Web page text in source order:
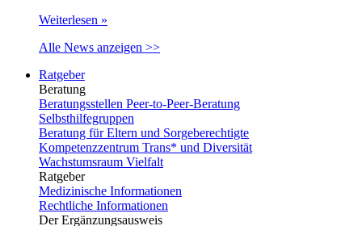
Weiterlesen »
Alle News anzeigen >>
Ratgeber
Beratung
Beratungsstellen Peer-to-Peer-Beratung
Selbsthilfegruppen
Beratung für Eltern und Sorgeberechtigte
Kompetenzzentrum Trans* und Diversität
Wachstumsraum Vielfalt
Ratgeber
Medizinische Informationen
Rechtliche Informationen
Der Ergänzungsausweis